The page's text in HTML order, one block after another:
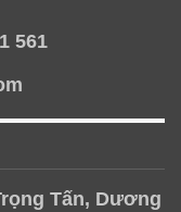
561
Tấn, Dương